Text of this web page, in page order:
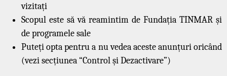
vizitați
Scopul este să vă reamintim de Fundația TINMAR și
de programele sale
Puteți opta pentru a nu vedea aceste anunțuri oricând
(vezi secțiunea “Control și Dezactivare”)